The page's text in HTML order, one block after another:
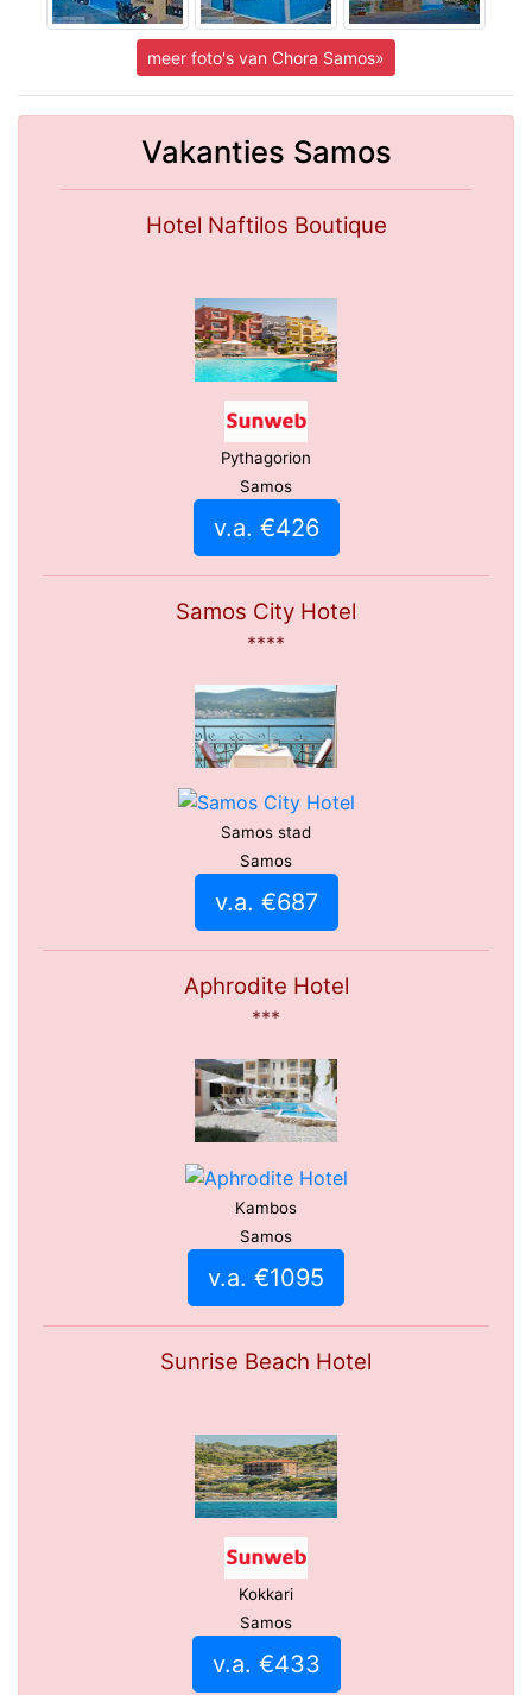
meer foto's van Chora Samos»
Vakanties Samos
Hotel Naftilos Boutique
Pythagorion
Samos
v.a. €426
Samos City Hotel
****
Samos stad
Samos
v.a. €687
Aphrodite Hotel
***
Kambos
Samos
v.a. €1095
Sunrise Beach Hotel
Kokkari
Samos
v.a. €433